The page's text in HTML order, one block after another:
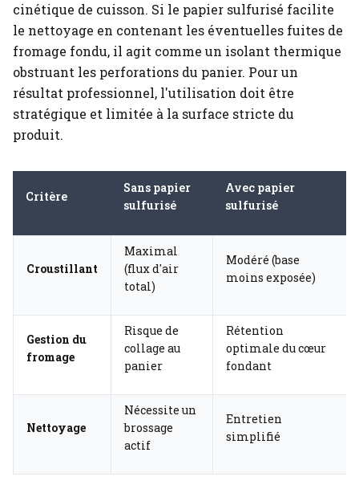
cinétique de cuisson. Si le papier sulfurisé facilite
le nettoyage en contenant les éventuelles fuites de
fromage fondu, il agit comme un isolant thermique
obstruant les perforations du panier. Pour un
résultat professionnel, l'utilisation doit être
stratégique et limitée à la surface stricte du
produit.
Critère
Sans papier
sulfurisé
Avec papier
sulfurisé
Croustillant
Maximal
(flux d'air
total)
Modéré (base
moins exposée)
Gestion du
fromage
Risque de
collage au
panier
Rétention
optimale du cœur
fondant
Nettoyage
Nécessite un
brossage
actif
Entretien
simplifié